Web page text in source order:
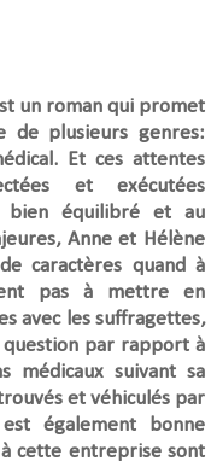
un roman qui promet
de plusieurs genres:
Et ces attentes
et exécutées
bien équilibré et au
Anne et Hélène
caractères quand à
pas à mettre en
avec les suffragettes,
par rapport à
médicaux suivant sa
et véhiculés par
est également bonne
à cette entreprise sont